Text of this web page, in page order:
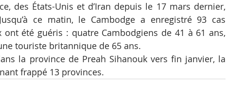
des États-Unis et d’Iran depuis le 17 mars dernier,
ce matin, le Cambodge a enregistré 93 cas
ont été guéris : quatre Cambodgiens de 41 à 61 ans,
touriste britannique de 65 ans.
la province de Preah Sihanouk vers fin janvier, la
frappé 13 provinces.